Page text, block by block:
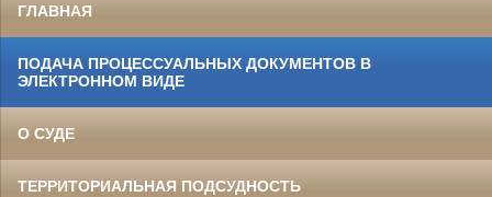
ГЛАВНАЯ
ПОДАЧА ПРОЦЕССУАЛЬНЫХ ДОКУМЕНТОВ В
ЭЛЕКТРОННОМ ВИДЕ
О СУДЕ
ТЕРРИТОРИАЛЬНАЯ ПОДСУДНОСТЬ